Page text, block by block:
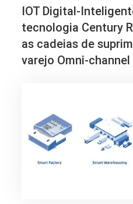
IOT Digital-
tecnologia Century
as cadeias de
varejo Omni-channel